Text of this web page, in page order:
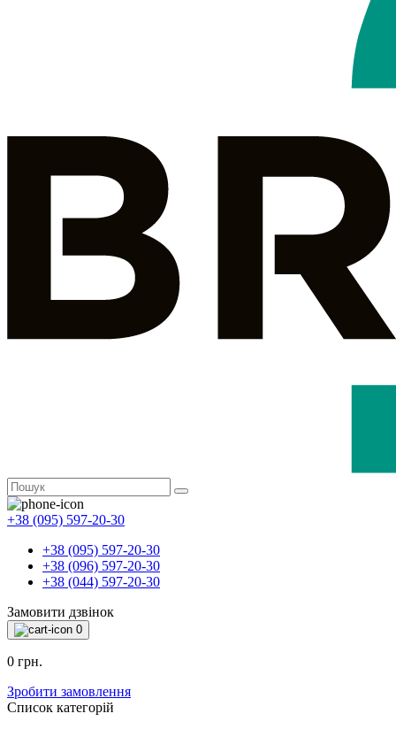
+38 (095) 597-20-30
+38 (095) 597-20-30
+38 (096) 597-20-30
+38 (044) 597-20-30
Замовити дзвінок
0
0 грн.
Зробити замовлення
Список категорій